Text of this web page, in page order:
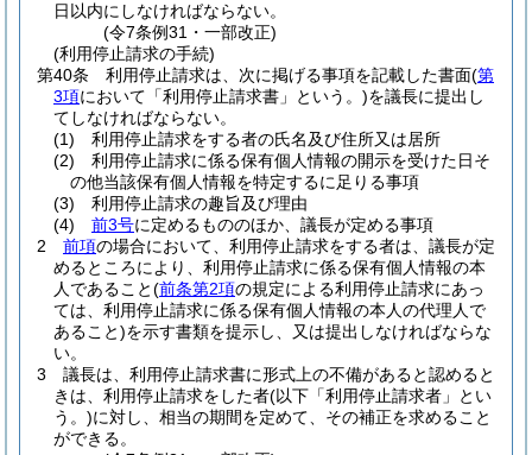
日以内にしなければならない。
(令7条例31・一部改正)
(利用停止請求の手続)
第40条
利用停止請求は、次に掲げる事項を記載した書面(第
3項において「利用停止請求書」という。)を議長に提出し
てしなければならない。
(1)
利用停止請求をする者の氏名及び住所又は居所
(2)
利用停止請求に係る保有個人情報の開示を受けた日そ
の他当該保有個人情報を特定するに足りる事項
(3)
利用停止請求の趣旨及び理由
(4)
前3号に定めるもののほか、議長が定める事項
2
前項の場合において、利用停止請求をする者は、議長が定
めるところにより、利用停止請求に係る保有個人情報の本
人であること(前条第2項の規定による利用停止請求にあっ
ては、利用停止請求に係る保有個人情報の本人の代理人で
あること)を示す書類を提示し、又は提出しなければならな
い。
3
議長は、利用停止請求書に形式上の不備があると認めると
きは、利用停止請求をした者(以下「利用停止請求者」とい
う。)に対し、相当の期間を定めて、その補正を求めること
ができる。